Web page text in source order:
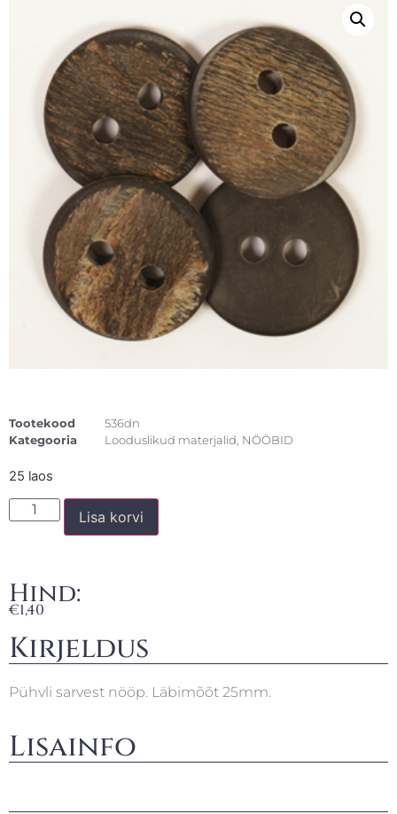
Tootekood
536dn
Kategooria
Looduslikud materjalid NÖÖBID
25 laos
Lisa korvi
Hind:
€1,40
Kirjeldus
Pühvli sarvest nööp. Läbimõõt 25mm.
Lisainfo